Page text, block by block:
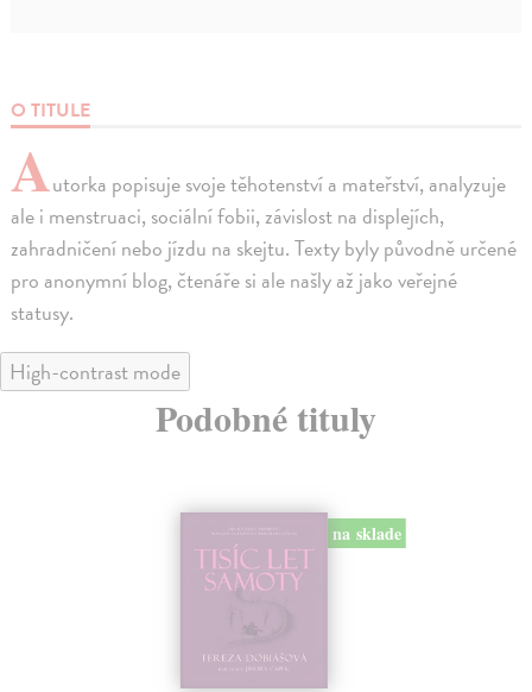
O TITULE
Autorka popisuje svoje těhotenství a mateřství, analyzuje
ale i menstruaci, sociální fobii, závislost na displejích,
zahradničení nebo jízdu na skejtu. Texty byly původně určené
pro anonymní blog, čtenáře si ale našly až jako veřejné
statusy.
High-contrast mode
Podobné tituly
na sklade